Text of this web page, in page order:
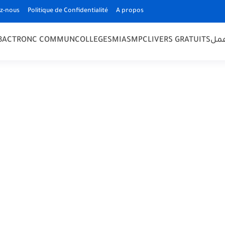
nous Politique de Confidentialité A propos
TRONC COMMUNCOLLEGESMIASMPCLIVERS GRATUITS